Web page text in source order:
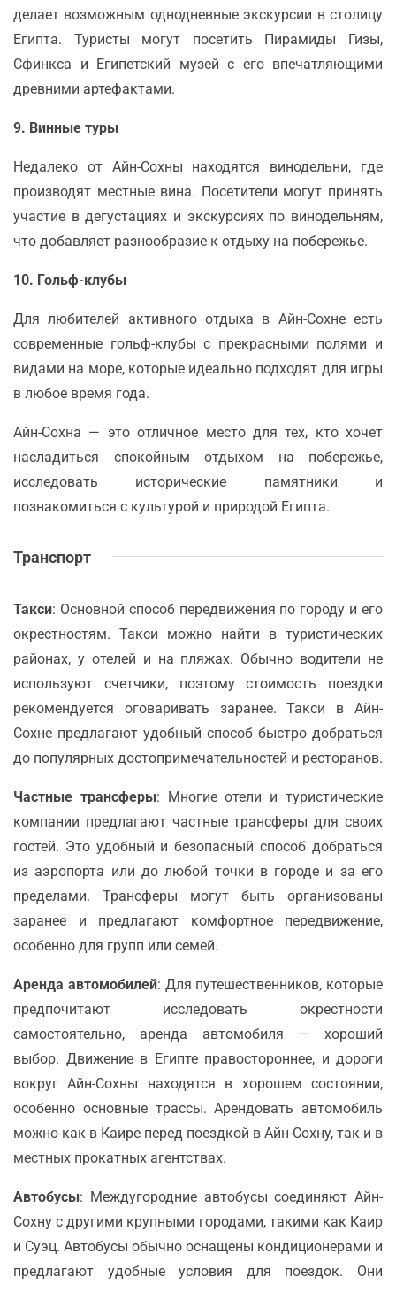
делает возможным однодневные экскурсии в столицу
Египта. Туристы могут посетить Пирамиды Гизы,
Сфинкса и Египетский музей с его впечатляющими
древними артефактами.
9. Винные туры
Недалеко от Айн-Сохны находятся винодельни, где
производят местные вина. Посетители могут принять
участие в дегустациях и экскурсиях по винодельням,
что добавляет разнообразие к отдыху на побережье.
10. Гольф-клубы
Для любителей активного отдыха в Айн-Сохне есть
современные гольф-клубы с прекрасными полями и
видами на море, которые идеально подходят для игры
в любое время года.
Айн-Сохна — это отличное место для тех, кто хочет
насладиться спокойным отдыхом на побережье,
исследовать исторические памятники и
познакомиться с культурой и природой Египта.
Транспорт
Такси: Основной способ передвижения по городу и его
окрестностям. Такси можно найти в туристических
районах, у отелей и на пляжах. Обычно водители не
используют счетчики, поэтому стоимость поездки
рекомендуется оговаривать заранее. Такси в Айн-
Сохне предлагают удобный способ быстро добраться
до популярных достопримечательностей и ресторанов.
Частные трансферы: Многие отели и туристические
компании предлагают частные трансферы для своих
гостей. Это удобный и безопасный способ добраться
из аэропорта или до любой точки в городе и за его
пределами. Трансферы могут быть организованы
заранее и предлагают комфортное передвижение,
особенно для групп или семей.
Аренда автомобилей: Для путешественников, которые
предпочитают исследовать окрестности
самостоятельно, аренда автомобиля — хороший
выбор. Движение в Египте правостороннее, и дороги
вокруг Айн-Сохны находятся в хорошем состоянии,
особенно основные трассы. Арендовать автомобиль
можно как в Каире перед поездкой в Айн-Сохну, так и в
местных прокатных агентствах.
Автобусы: Междугородние автобусы соединяют Айн-
Сохну с другими крупными городами, такими как Каир
и Суэц. Автобусы обычно оснащены кондиционерами и
предлагают удобные условия для поездок. Они